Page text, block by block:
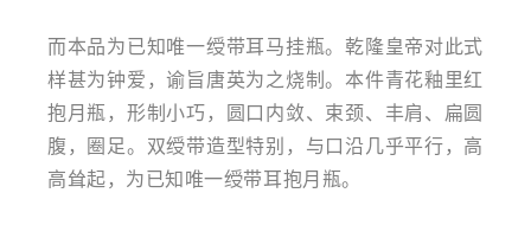
而本品为已知唯一绶带耳马挂瓶。乾隆皇帝对此式
样甚为钟爱，谕旨唐英为之烧制。本件青花釉里红
抱月瓶，形制小巧，圆口内敛、束颈、丰肩、扁圆
腹，圈足。双绶带造型特别，与口沿几乎平行，高
高耸起，为已知唯一绶带耳抱月瓶。